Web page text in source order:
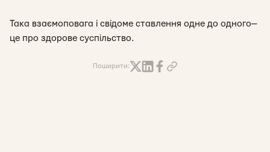
Така взаємоповага і свідоме ставлення одне до одного—
це про здорове суспільство.
Поширити: